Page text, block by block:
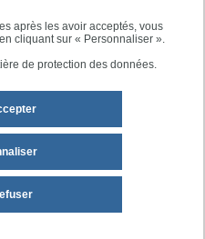
après les avoir acceptés, vous
cliquant sur « Personnaliser ».
de protection des données.
site